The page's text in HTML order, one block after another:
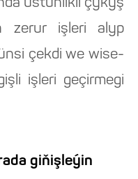
üstünlikli çykyş
zerur işleri alyp
çekdi we wise-
işleri geçirmegi
giňişleýin